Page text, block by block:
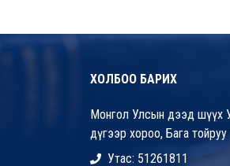
ХОЛБОО БАРИХ
Монгол Улсын дээд шүүх
дүгээр хороо, Бага
Утас: 51261811